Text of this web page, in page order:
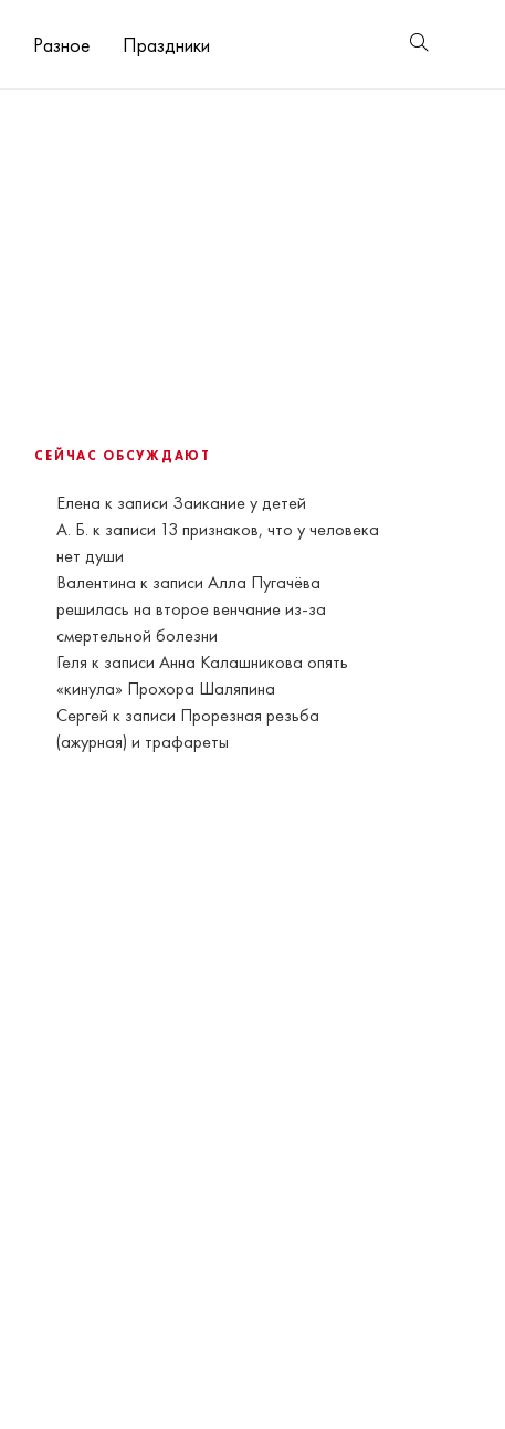
Разное Праздники
СЕЙЧАС ОБСУЖДАЮТ
Елена к записи Заикание у детей
А. Б. к записи 13 признаков, что у человека
нет души
Валентина к записиАлла Пугачёва
решилась на второе венчание из-за
смертельной болезни
Геля к записиАнна Калашникова опять
«кинула» Прохора Шаляпина
Сергей к записи Прорезная резьба
(ажурная) и трафареты